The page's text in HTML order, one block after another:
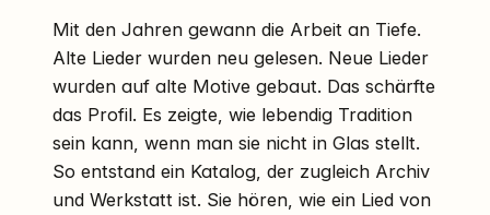
Mit den Jahren gewann die Arbeit an Tiefe.
Alte Lieder wurden neu gelesen. Neue Lieder
wurden auf alte Motive gebaut. Das schärfte
das Profil. Es zeigte, wie lebendig Tradition
sein kann, wenn man sie nicht in Glas stellt.
So entstand ein Katalog, der zugleich Archiv
und Werkstatt ist. Sie hören, wie ein Lied von